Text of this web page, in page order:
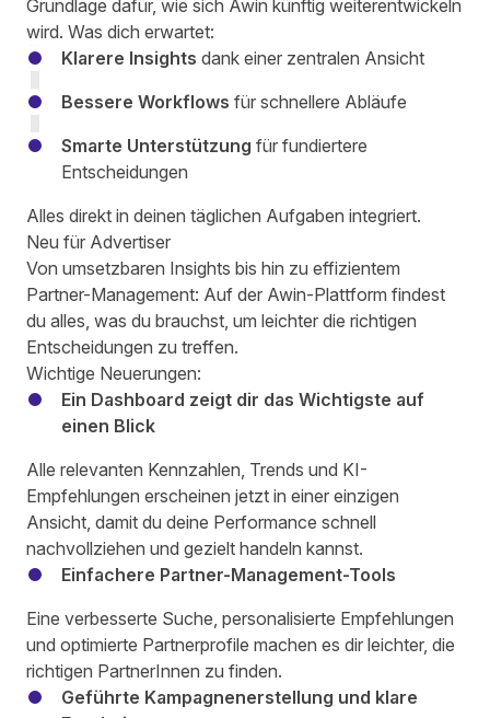
Grundlage dafür, wie sich Awin künftig weiterentwickeln
wird. Was dich erwartet:
Klarere Insights dank einer zentralen Ansicht
Bessere Workflows für schnellere Abläufe
Smarte Unterstützung für fundiertere
Entscheidungen
Alles direkt in deinen täglichen Aufgaben integriert.
Neu für Advertiser
Von umsetzbaren Insights bis hin zu effizientem
Partner-Management: Auf der Awin-Plattform findest
du alles, was du brauchst, um leichter die richtigen
Entscheidungen zu treffen.
Wichtige Neuerungen:
Ein Dashboard zeigt dir das Wichtigste auf
einen Blick
Alle relevanten Kennzahlen, Trends und KI-
Empfehlungen erscheinen jetzt in einer einzigen
Ansicht, damit du deine Performance schnell
nachvollziehen und gezielt handeln kannst.
Einfachere Partner-Management-Tools
Eine verbesserte Suche, personalisierte Empfehlungen
und optimierte Partnerprofile machen es dir leichter, die
richtigen PartnerInnen zu finden.
Geführte Kampagnenerstellung und klare